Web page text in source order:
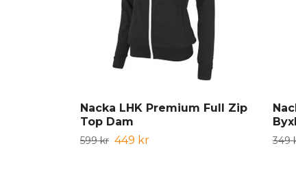
Nacka LHK Premium Full Zip
Top Dam
599 kr 449 kr 349